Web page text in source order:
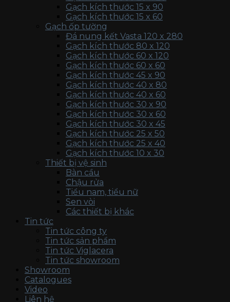
Gạch kích thước 15 x 90
Gạch kích thước 15 x 60
Gạch ốp tường
Đá nung kết Vasta 120 x 280
Gạch kích thước 80 x 120
Gạch kích thước 60 x 120
Gạch kích thước 60 x 60
Gạch kích thước 45 x 90
Gạch kích thước 40 x 80
Gạch kích thước 40 x 60
Gạch kích thước 30 x 90
Gạch kích thước 30 x 60
Gạch kích thước 30 x 45
Gạch kích thước 25 x 50
Gạch kích thước 25 x 40
Gạch kích thước 10 x 30
Thiết bị vệ sinh
Bàn cầu
Chậu rửa
Tiểu nam, tiểu nữ
Sen vòi
Các thiết bị khác
Tin tức
Tin tức công ty
Tin tức sản phẩm
Tin tức Viglacera
Tin tức showroom
Showroom
Catalogues
Video
Liên hệ